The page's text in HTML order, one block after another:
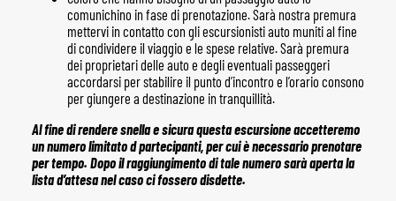
comunichino in fase di prenotazione. Sarà nostra premura
mettervi in contatto con gli escursionisti auto muniti al fine
di condividere il viaggio e le spese relative. Sarà premura
dei proprietari delle auto e degli eventuali passeggeri
accordarsi per stabilire il punto d’incontro e l’orario consono
per giungere a destinazione in tranquillità.
Al fine di rendere snella e sicura questa escursione accetteremo
un numero limitato d partecipanti, per cui è necessario prenotare
per tempo. Dopo il raggiungimento di tale numero sarà aperta la
lista d’attesa nel caso ci fossero disdette.